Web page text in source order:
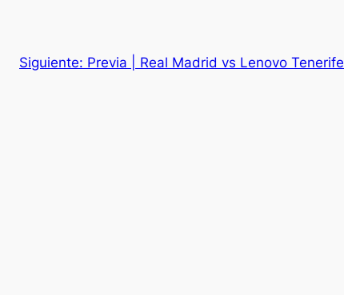
Siguiente: Previa | Real Madrid vs Lenovo Tenerife